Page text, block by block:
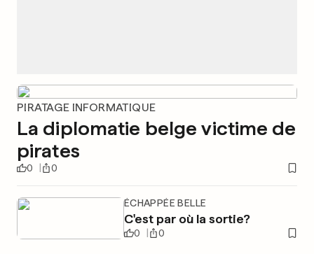
PIRATAGE INFORMATIQUE
La diplomatie belge victime de
pirates
0 0
ÉCHAPPÉE BELLE
C'est par où la sortie?
0 0